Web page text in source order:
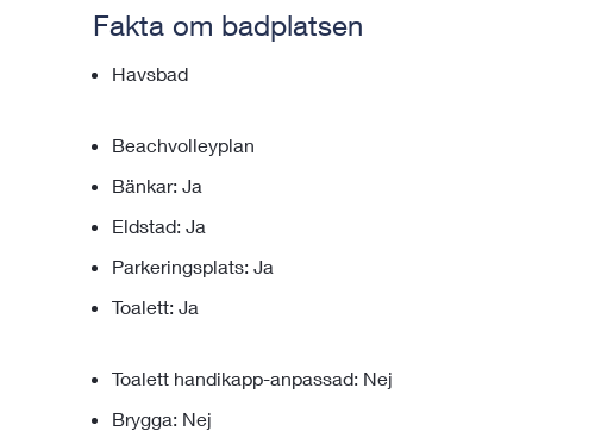
Fakta om badplatsen
Havsbad
Beachvolleyplan
Bänkar: Ja
Eldstad: Ja
Parkeringsplats: Ja
Toalett: Ja
Toalett handikapp-anpassad: Nej
Brygga: Nej